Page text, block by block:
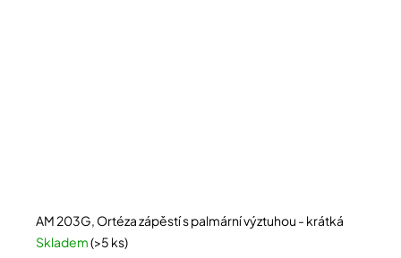
AM 203G, Ortéza zápěstí s palmární výztuhou - krátká
Skladem(>5 ks)